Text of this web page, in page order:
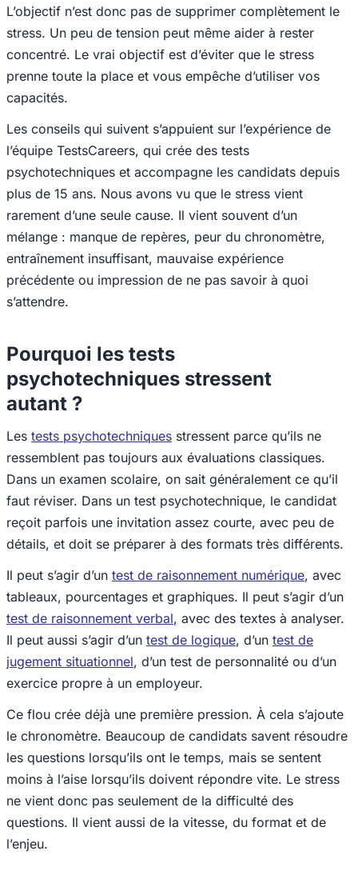
L’objectif n’est donc pas de supprimer complètement le
stress. Un peu de tension peut même aider à rester
concentré. Le vrai objectif est d’éviter que le stress
prenne toute la place et vous empêche d’utiliser vos
capacités.
Les conseils qui suivent s’appuient sur l’expérience de
l’équipe TestsCareers, qui crée des tests
psychotechniques et accompagne les candidats depuis
plus de 15 ans. Nous avons vu que le stress vient
rarement d’une seule cause. Il vient souvent d’un
mélange : manque de repères, peur du chronomètre,
entraînement insuffisant, mauvaise expérience
précédente ou impression de ne pas savoir à quoi
s’attendre.
Pourquoi les tests
psychotechniques stressent
autant ?
Les tests psychotechniques stressent parce qu’ils ne
ressemblent pas toujours aux évaluations classiques.
Dans un examen scolaire, on sait généralement ce qu’il
faut réviser. Dans un test psychotechnique, le candidat
reçoit parfois une invitation assez courte, avec peu de
détails, et doit se préparer à des formats très différents.
Il peut s’agir d’un test de raisonnement numérique, avec
tableaux, pourcentages et graphiques. Il peut s’agir d’un
test de raisonnement verbal, avec des textes à analyser.
Il peut aussi s’agir d’un test de logique, d’un test de
jugement situationnel, d’un test de personnalité ou d’un
exercice propre à un employeur.
Ce flou crée déjà une première pression. À cela s’ajoute
le chronomètre. Beaucoup de candidats savent résoudre
les questions lorsqu’ils ont le temps, mais se sentent
moins à l’aise lorsqu’ils doivent répondre vite. Le stress
ne vient donc pas seulement de la difficulté des
questions. Il vient aussi de la vitesse, du format et de
l’enjeu.